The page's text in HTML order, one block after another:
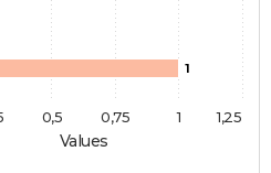
Values
1
1
0,5 0,75 1,25